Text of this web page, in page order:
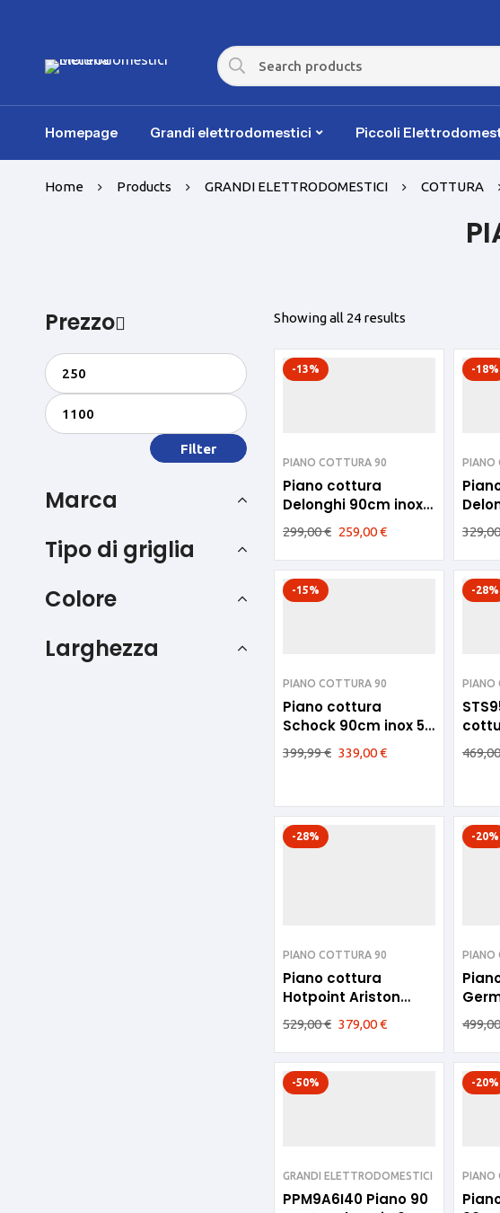
Homepage Grandi elettrodomestici Piccoli
Home Products GRANDI ELETTRODOMESTICI COTTURA
Prezzo
Filter
Marca
Tipo di griglia
Colore
Larghezza
Showing all 24 results
-13%
PIANO COTTURA 90
Piano cottura
Delonghi 90cm inox 5
fuochi YAL59DD
299,00€ 259,00€
-18%
PIANO
-15%
PIANO COTTURA 90
Piano cottura
Schock 90cm inox 5
fuochi STS955IX
399,99€ 339,00€
-28%
PIANO
-28%
PIANO COTTURA 90
Piano cottura
Hotpoint Ariston
90cm avena 6fuochi
PHN960MST
(AV)R/HA
529,00€ 379,00€
-20%
PIANO
-50%
GRANDI ELETTRODOMESTICI
PPM9A6I40 Piano 90
-20%
PIANO